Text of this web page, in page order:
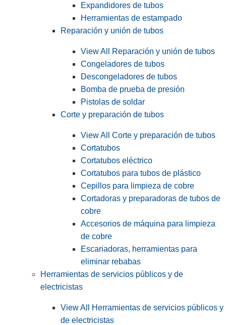
Expandidores de tubos
Herramientas de estampado
Reparación y unión de tubos
View All Reparación y unión de tubos
Congeladores de tubos
Descongeladores de tubos
Bomba de prueba de presión
Pistolas de soldar
Corte y preparación de tubos
View All Corte y preparación de tubos
Cortatubos
Cortatubos eléctrico
Cortatubos para tubos de plástico
Cepillos para limpieza de cobre
Cortadoras y preparadoras de tubos de
cobre
Accesorios de máquina para limpieza
de cobre
Escariadoras, herramientas para
eliminar rebabas
Herramientas de servicios públicos y de
electricistas
View All Herramientas de servicios públicos y
de electricistas